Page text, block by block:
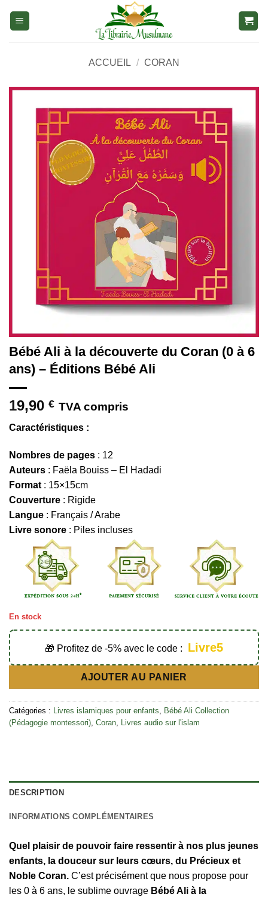
ACCUEIL / CORAN
Bébé Ali à la découverte du Coran (0 à 6
ans) – Éditions Bébé Ali
19,90 € TVA compris
Caractéristiques :
Nombres de pages : 12
Auteurs : Faëla Bouiss – El Hadadi
Format : 15×15cm
Couverture : Rigide
Langue : Français / Arabe
Livre sonore : Piles incluses
En stock
🎁 Profitez de -5% avec le code : Livre5
AJOUTER AU PANIER
Catégories : Livres islamiques pour enfants
Bébé Ali Collection
(Pédagogie montessori) Coran Livres audio sur l'islam
DESCRIPTION
INFORMATIONS COMPLÉMENTAIRES
Quel plaisir de pouvoir faire ressentir à nos plus jeunes
enfants, la douceur sur leurs cœurs, du Précieux et
Noble Coran. C’est précisément que nous propose pour
les 0 à 6 ans, le sublime ouvrage Bébé Ali à la